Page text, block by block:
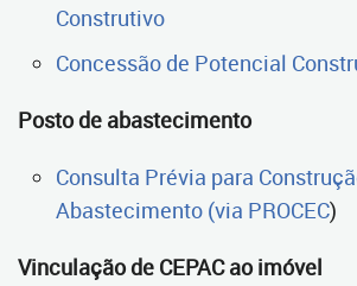
Construtivo
Concessão de Potencial
Posto de abastecimento
Consulta Prévia para
Abastecimento (via PROCEC)
Vinculação de CEPAC ao imóvel